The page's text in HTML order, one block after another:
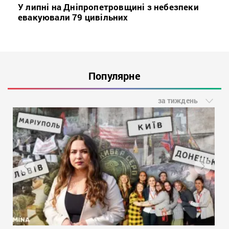
У липні на Дніпропетровщині з небезпеки
евакуювали 79 цивільних
Популярне
за тиждень